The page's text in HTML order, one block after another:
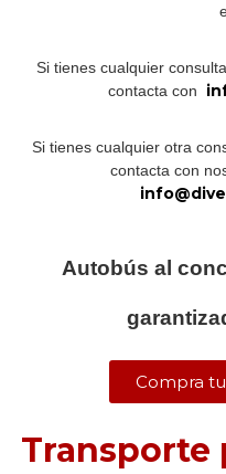
Si tienes cualquier
contacta con
Si tienes cualquier otra
contacta con
Autobús al
Compra
Transporte